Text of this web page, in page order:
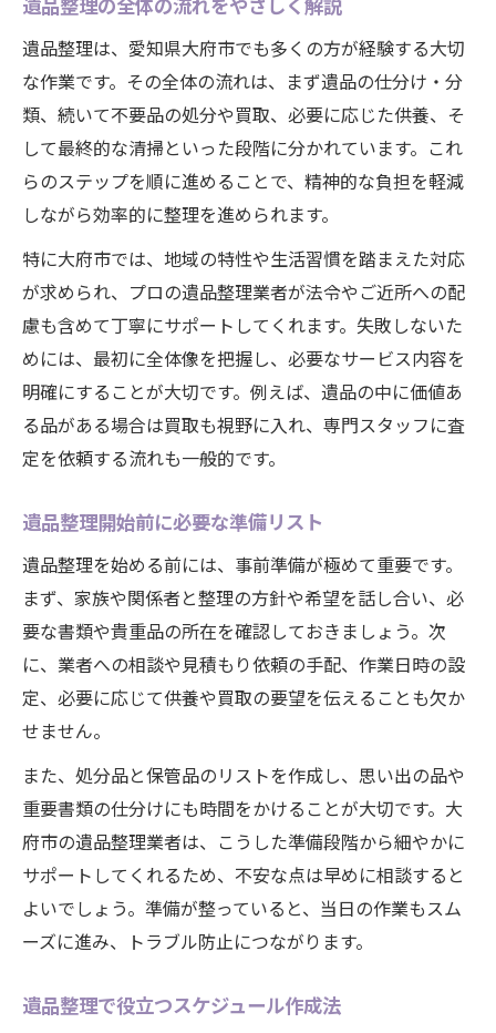
遺品整理は、愛知県大府市でも多くの方が経験する大切
な作業です。その全体の流れは、まず遺品の仕分け・分
類、続いて不要品の処分や買取、必要に応じた供養、そ
して最終的な清掃といった段階に分かれています。これ
らのステップを順に進めることで、精神的な負担を軽減
しながら効率的に整理を進められます。
特に大府市では、地域の特性や生活習慣を踏まえた対応
が求められ、プロの遺品整理業者が法令やご近所への配
慮も含めて丁寧にサポートしてくれます。失敗しないた
めには、最初に全体像を把握し、必要なサービス内容を
明確にすることが大切です。例えば、遺品の中に価値あ
る品がある場合は買取も視野に入れ、専門スタッフに査
定を依頼する流れも一般的です。
遺品整理開始前に必要な準備リスト
遺品整理を始める前には、事前準備が極めて重要です。
まず、家族や関係者と整理の方針や希望を話し合い、必
要な書類や貴重品の所在を確認しておきましょう。次
に、業者への相談や見積もり依頼の手配、作業日時の設
定、必要に応じて供養や買取の要望を伝えることも欠か
せません。
また、処分品と保管品のリストを作成し、思い出の品や
重要書類の仕分けにも時間をかけることが大切です。大
府市の遺品整理業者は、こうした準備段階から細やかに
サポートしてくれるため、不安な点は早めに相談すると
よいでしょう。準備が整っていると、当日の作業もスム
ーズに進み、トラブル防止につながります。
遺品整理で役立つスケジュール作成法